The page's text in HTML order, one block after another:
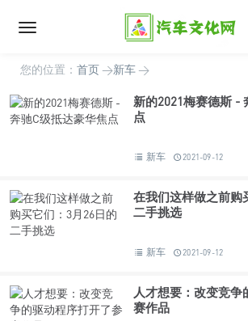
您的位置： 首页 >新车 >
新的2021梅赛德斯 -
点
新车 2021-09-12
在我们这样做之前购
二手挑选
新车 2021-09-12
人才想要：改变竞
赛作品